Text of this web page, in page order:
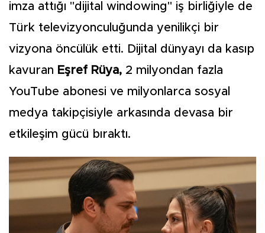
imza attığı "dijital windowing" iş birliğiyle de
Türk televizyonculuğunda yenilikçi bir
vizyona öncülük etti. Dijital dünyayı da kasıp
kavuran Eşref Rüya, 2 milyondan fazla
YouTube abonesi ve milyonlarca sosyal
medya takipçisiyle arkasında devasa bir
etkileşim gücü bıraktı.